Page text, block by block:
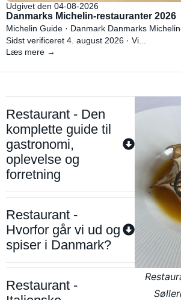
Udgivet den 04-08-2026
Danmarks Michelin-restauranter 2026
Michelin Guide · Danmark Danmarks
Sidst verificeret 4. august 2026 · Vi...
Læs mere →
Restaurant - Den
komplette guide til
gastronomi,
oplevelse og
forretning
Restaurant -
Hvorfor går vi ud og
spiser i Danmark?
Restaurant -